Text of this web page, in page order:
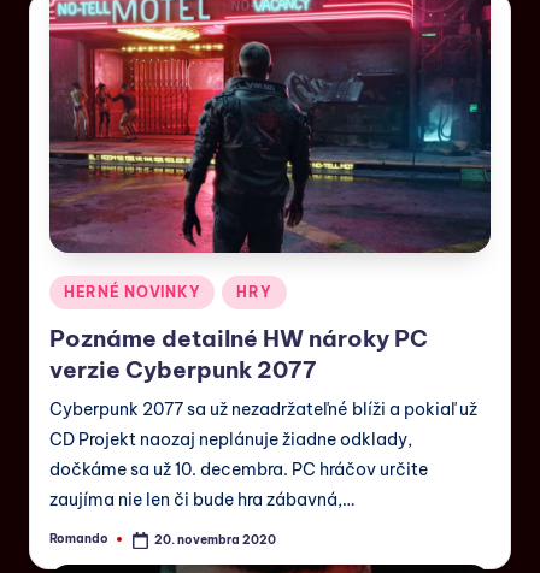
HERNÉ NOVINKY HRY
Poznáme detailné HW nároky PC
verzie Cyberpunk 2077
Cyberpunk 2077 sa už nezadržateľné blíži a pokiaľ už
CD Projekt naozaj neplánuje žiadne odklady,
dočkáme sa už 10. decembra. PC hráčov určite
zaujíma nie len či bude hra zábavná,…
Romando 20. novembra 2020